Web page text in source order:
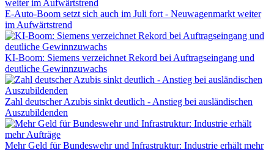
E-Auto-Boom setzt sich auch im Juli fort - Neuwagenmarkt weiter
im Aufwärtstrend
KI-Boom: Siemens verzeichnet Rekord bei Auftragseingang und
deutliche Gewinnzuwachs
Zahl deutscher Azubis sinkt deutlich - Anstieg bei ausländischen
Auszubildenden
Mehr Geld für Bundeswehr und Infrastruktur: Industrie erhält mehr